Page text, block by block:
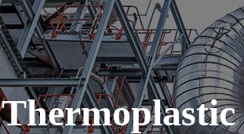
Thermoplastic